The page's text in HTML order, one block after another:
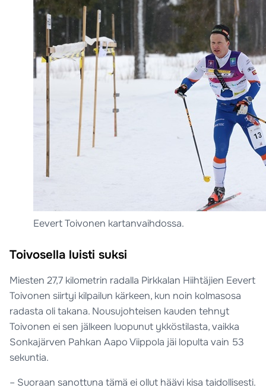
Eevert Toivonen kartanvaihdossa.
Toivosella luisti suksi
Miesten 27,7 kilometrin radalla Pirkkalan Hiihtäjien Eevert
Toivonen siirtyi kilpailun kärkeen, kun noin kolmasosa
radasta oli takana. Nousujohteisen kauden tehnyt
Toivonen ei sen jälkeen luopunut ykköstilasta, vaikka
Sonkajärven Pahkan Aapo Viippola jäi lopulta vain 53
sekuntia.
– Suoraan sanottuna tämä ei ollut häävi kisa taidollisesti.